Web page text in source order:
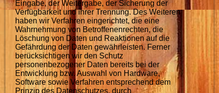
Eingabe, der Weitergabe, der Sicherung der
Verfügbarkeit und ihrer Trennung. Des Weiteren
haben wir Verfahren eingerichtet, die eine
Wahrnehmung von Betroffenenrechten, die
Löschung von Daten und Reaktionen auf die
Gefährdung der Daten gewährleisten. Ferner
berücksichtigen wir den Schutz
personenbezogener Daten bereits bei der
Entwicklung bzw. Auswahl von Hardware,
Software sowie Verfahren entsprechend dem
Prinzip des Datenschutzes, durch